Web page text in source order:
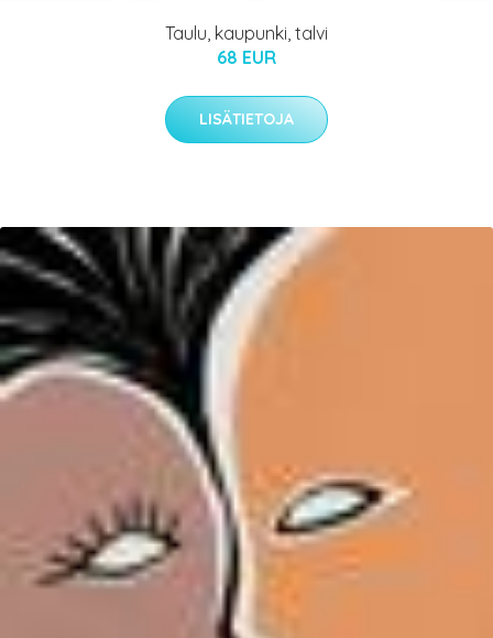
Taulu, kaupunki, talvi
68 EUR
LISÄTIETOJA